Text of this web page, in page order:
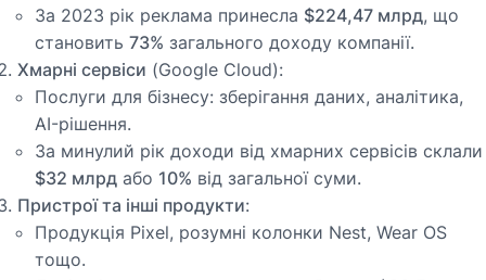
За 2023 рік реклама принесла $224,47 млрд, що
становить 73% загального доходу компанії.
Хмарні сервіси (Google Cloud):
Послуги для бізнесу: зберігання даних, аналітика,
AI-рішення.
За минулий рік доходи від хмарних сервісів склали
$32 млрд або 10% від загальної суми​.
Пристрої та інші продукти:
Продукція Pixel, розумні колонки Nest, Wear OS
тощо.